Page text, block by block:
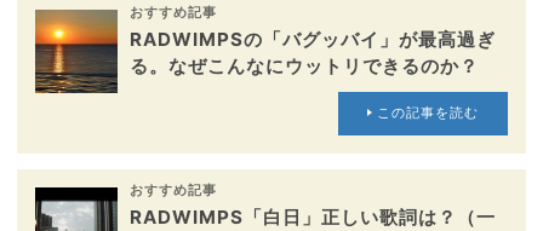
おすすめ記事
RADWIMPSの「バグッバイ」が最高過ぎ
る。なぜこんなにウットリできるのか？
この記事を読む
おすすめ記事
RADWIMPS「白日」正しい歌詞は？（一